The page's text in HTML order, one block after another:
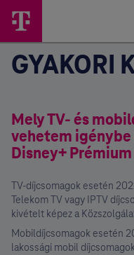
lehetőségek
GYAKORI
Mely TV- és
vehetem igénybe
Disney+
TV-díjcsomagok esetén
Telekom TV vagy IPTV
kivételt képez a
Mobildíjcsomagok esetén
lakossági mobil